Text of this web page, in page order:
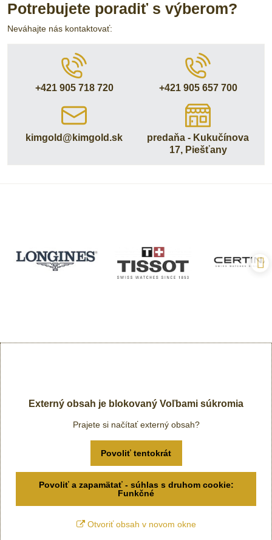
Potrebujete poradiť s výberom?
Neváhajte nás kontaktovať:
+421 905 718 720 +421 905 657 700
kimgold​@kimgold​.sk
predaňa - Kukučínova
17, Piešťany
Externý obsah je blokovaný Voľbami súkromia
Prajete si načítať externý obsah?
Povoliť tentokrát
Povoliť a zapamätať - súhlas s druhom cookie:
Funkčné
Otvoriť obsah v novom okne